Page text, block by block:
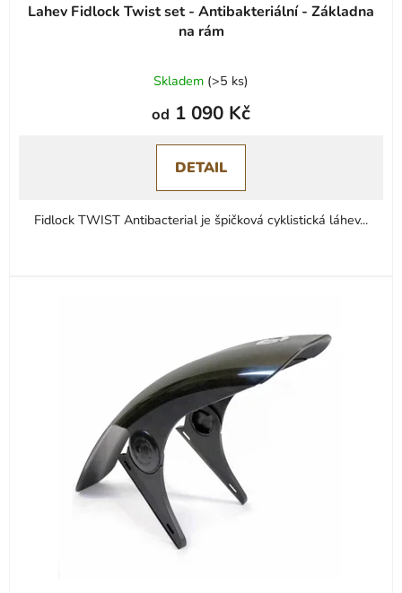
Lahev Fidlock Twist set - Antibakteriální - Základna
na rám
hodnocení
produktu
0,0
z
5
Skladem (>5 ks)
od 1 090 Kč
DETAIL
Fidlock TWIST Antibacterial je špičková cyklistická láhev...